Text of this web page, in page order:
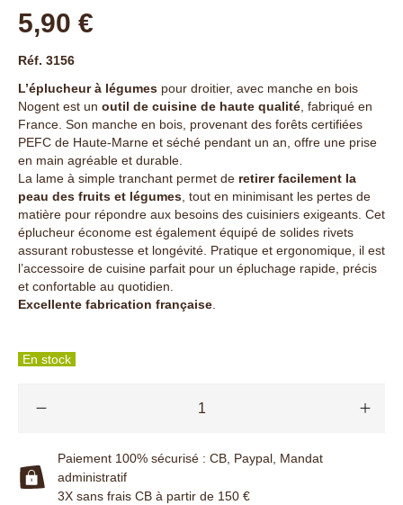
5,90 €
Réf. 3156
L’éplucheur à légumes pour droitier, avec manche en bois
Nogent est un outil de cuisine de haute qualité , fabriqué en
France. Son manche en bois, provenant des forêts certifiées
PEFC de Haute-Marne et séché pendant un an, offre une prise
en main agréable et durable.
La lame à simple tranchant permet de retirer facilement la
peau des fruits et légumes , tout en minimisant les pertes de
matière pour répondre aux besoins des cuisiniers exigeants. Cet
éplucheur économe est également équipé de solides rivets
assurant robustesse et longévité. Pratique et ergonomique, il est
l’accessoire de cuisine parfait pour un épluchage rapide, précis
et confortable au quotidien.
Excellente fabrication française
En stock
Paiement 100% sécurisé : CB, Paypal, Mandat
administratif
3X sans frais CB à partir de 150 €